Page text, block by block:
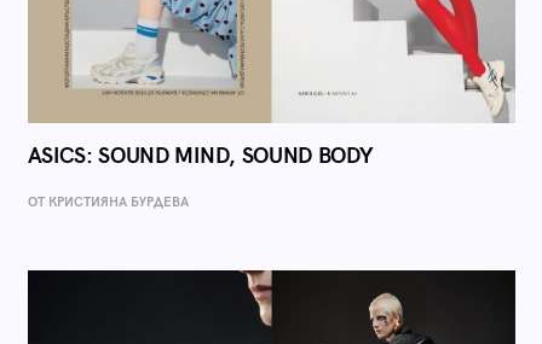
ASICS: SOUND MIND, SOUND BODY
ОТ КРИСТИЯНА БУРДЕВА